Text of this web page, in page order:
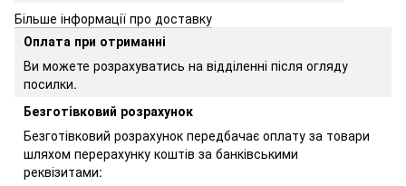
Більше інформації про доставку
Оплата при отриманні
Ви можете розрахуватись на відділенні після огляду
посилки.
Безготівковий розрахунок
Безготівковий розрахунок передбачає оплату за товари
шляхом перерахунку коштів за банківськими
реквізитами: